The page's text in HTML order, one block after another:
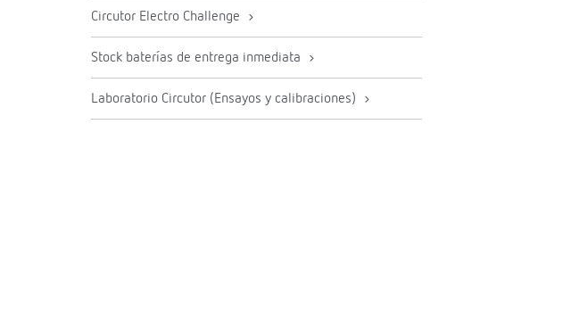
Circutor Electro Challenge
Stock baterías de entrega inmediata
Laboratorio Circutor (Ensayos y calibraciones)